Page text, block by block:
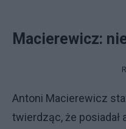
Macierewicz:
Antoni Macierewicz
twierdząc, że posiadał